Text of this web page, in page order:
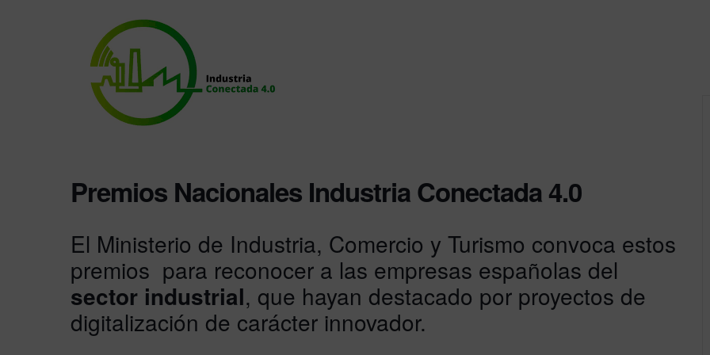
Premios Nacionales Industria Conectada 4.0
El Ministerio de Industria, Comercio y Turismo convoca estos
premios para reconocer a las empresas españolas del
sector industrial, que hayan destacado por proyectos de
digitalización de carácter innovador.